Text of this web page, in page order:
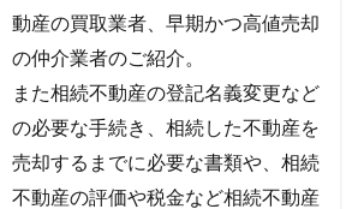
動産の買取業者、早期かつ高値売却
の仲介業者のご紹介。
また相続不動産の登記名義変更など
の必要な手続き、相続した不動産を
売却するまでに必要な書類や、相続
不動産の評価や税金など相続不動産